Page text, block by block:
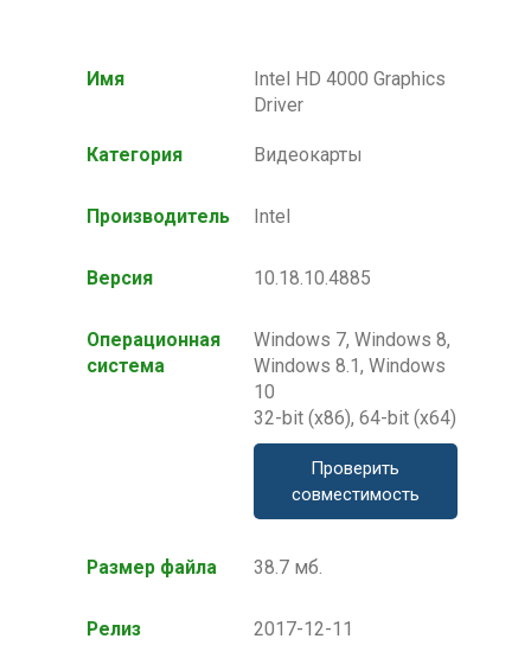
Имя
Intel HD 4000 Graphics
Driver
Категория Видеокарты
Производитель Intel
Версия 10.18.10.4885
Операционная
система
Windows 7, Windows 8,
Windows 8.1, Windows
10
32-bit (x86), 64-bit (x64)
Проверить
совместимость
Размер файла 38.7 мб.
Релиз 2017-12-11